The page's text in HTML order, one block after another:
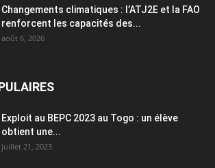
Changements climatiques : l’ATJ2E et la FAO
renforcent les capacités des...
août 6, 2026
Exploit au BEPC 2023 au Togo : un élève
obtient une...
juillet 21, 2023